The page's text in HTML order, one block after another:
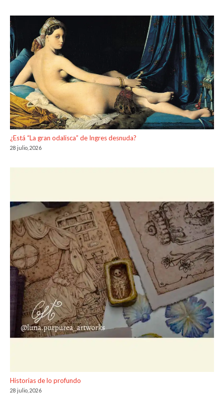
¿Está “La gran odalisca” de Ingres desnuda?
28 julio, 2026
Historias de lo profundo
28 julio, 2026